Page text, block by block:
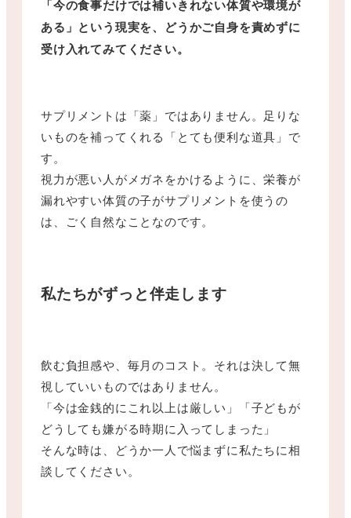
「今の食事だけでは補いきれない体質や環境が
ある」という現実を、どうかご自身を責めずに
受け入れてみてください。
サプリメントは「薬」ではありません。足りな
いものを補ってくれる「とても便利な道具」で
す。
視力が悪い人がメガネをかけるように、栄養が
漏れやすい体質の子がサプリメントを使うの
は、ごく自然なことなのです。
私たちがずっと伴走します
飲む負担感や、毎月のコスト。それは決して無
視していいものではありません。
「今は金銭的にこれ以上は厳しい」「子どもが
どうしても嫌がる時期に入ってしまった」
そんな時は、どうか一人で悩まずに私たちに相
談してください。